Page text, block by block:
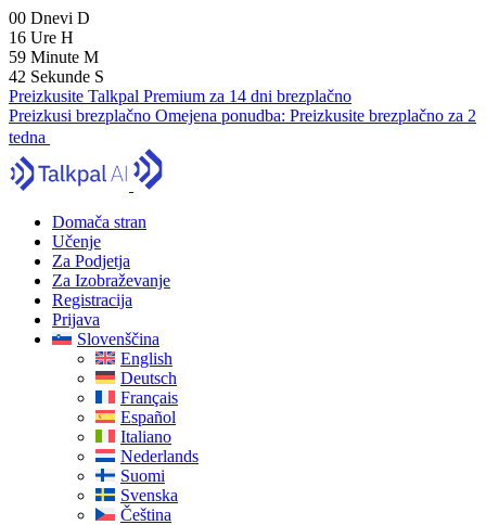
00 Dnevi D
16 Ure H
59 Minute M
41 Sekunde S
Preizkusite Talkpal Premium za 14 dni brezplačno
Preizkusi brezplačno Omejena ponudba: Preizkusite brezplačno za 2
tedna
Domača stran
Učenje
Za Podjetja
Za Izobraževanje
Registracija
Prijava
Slovenščina
English
Deutsch
Français
Español
Italiano
Nederlands
Suomi
Svenska
Čeština